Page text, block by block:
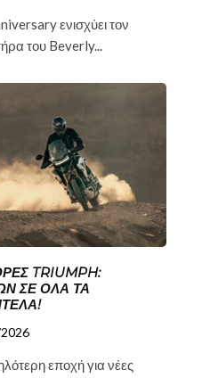
ενισχύει τον
του Beverly...
TRIUMPH:
ΣΕ ΌΛΑ ΤΑ
εποχή για νέες